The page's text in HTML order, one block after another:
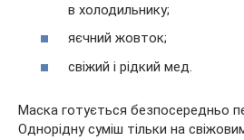
в холодильнику;
яєчний жовток;
свіжий і рідкий мед.
Маска готується безпосередньо
Однорідну суміш тільки на